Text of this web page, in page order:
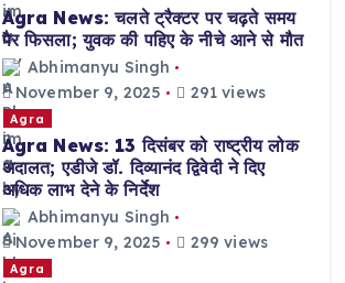
Agra News: चलते ट्रैक्टर पर चढ़ते समय
पैर फिसला; युवक की पहिए के नीचे आने से मौत
Abhimanyu Singh
November 9, 2025
291 views
Agra
Agra News: 13 दिसंबर को राष्ट्रीय लोक
अदालत; एडीजे डॉ. दिव्यानंद द्विवेदी ने दिए
अधिक लाभ देने के निर्देश
Abhimanyu Singh
November 9, 2025
299 views
Agra